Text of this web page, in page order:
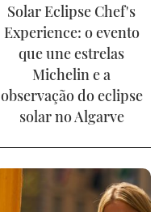
Solar Eclipse Chef's
Experience: o evento
que une estrelas
Michelin e a
observação do eclipse
solar no Algarve